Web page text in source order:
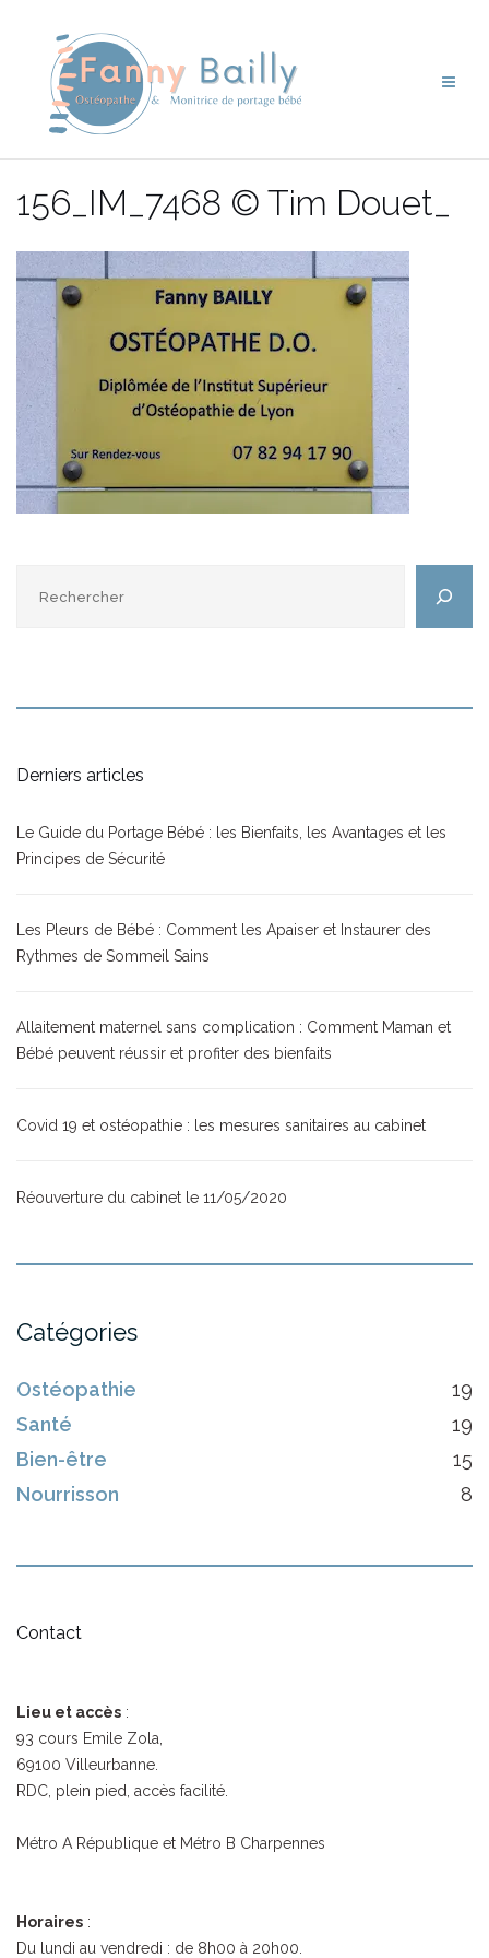
contenu
156_IM_7468 © Tim Douet_
Derniers articles
Le Guide du Portage Bébé : les Bienfaits, les Avantages et les
Principes de Sécurité
Les Pleurs de Bébé : Comment les Apaiser et Instaurer des
Rythmes de Sommeil Sains
Allaitement maternel sans complication : Comment Maman et
Bébé peuvent réussir et profiter des bienfaits
Covid 19 et ostéopathie : les mesures sanitaires au cabinet
Réouverture du cabinet le 11/05/2020
Catégories
Ostéopathie
19
Santé
19
Bien-être
15
Nourrisson
8
Contact
Lieu et accès :
93 cours Emile Zola,
69100 Villeurbanne.
RDC, plein pied, accès facilité.
Métro A République et Métro B Charpennes
Horaires :
Du lundi au vendredi : de 8h00 à 20h00.